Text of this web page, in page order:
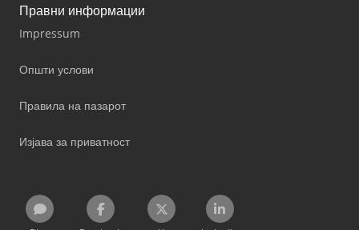
Правни информации
Impressum
Општи услови
Правила на пазарот
Изјава за приватност